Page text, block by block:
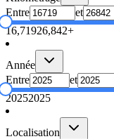
Entre
et
16,71926,842+
Année
Entre
et
20252025
Localisation